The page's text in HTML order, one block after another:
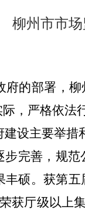
柳州市市
府的部署，
，严格依法
建设主要举措
完善，规
硕。获第
获厅级以上